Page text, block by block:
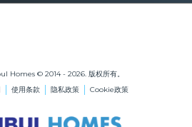
Homes © 2014 - 2026. 版权所有。
使用条款 隐私政策 Cookie政策